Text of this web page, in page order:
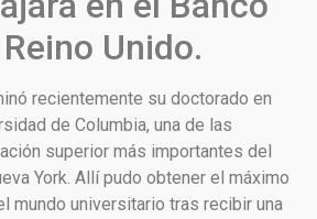
Unido.
recientemente su doctorado en
de Columbia, una de las
superior más importantes del
York. Allí pudo obtener el máximo
mundo universitario tras recibir una